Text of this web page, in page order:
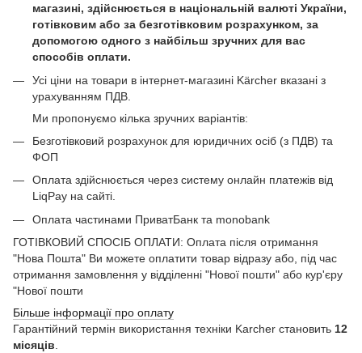
магазині, здійснюється в національній валюті України,
готівковим або за безготівковим розрахунком, за
допомогою одного з найбільш зручних для вас
способів оплати.
Усі ціни на товари в інтернет-магазині Kärcher вказані з
урахуванням ПДВ.
Ми пропонуємо кілька зручних варіантів:
Безготівковий розрахунок для юридичних осіб (з ПДВ) та
ФОП
Оплата здійснюється через систему онлайн платежів від
LiqPay на сайті.
Оплата частинами ПриватБанк та monobank
ГОТІВКОВИЙ СПОСІБ ОПЛАТИ: Оплата після отримання
"Нова Пошта" Ви можете оплатити товар відразу або, під час
отримання замовлення у відділенні "Нової пошти" або кур'єру
"Нової пошти
Більше інформації про оплату
Гарантійний термін використання техніки Karcher становить 12
місяців